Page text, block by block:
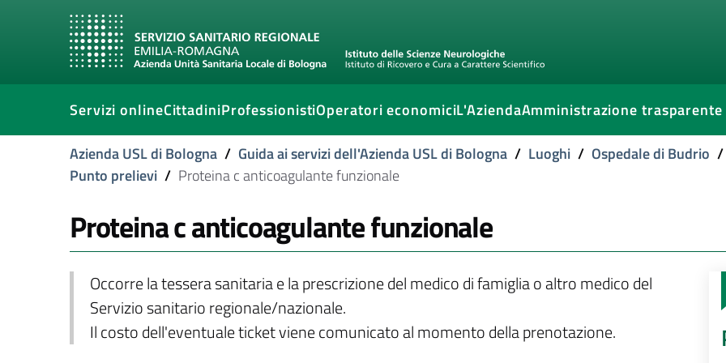
Servizi onlineCittadiniProfessionistiOperatori economiciL'AziendaAmministrazione trasparente
Azienda USL di Bologna / Guida ai servizi dell'Azienda USL di Bologna / Luoghi / Ospedale di Budrio /
Punto prelievi / Proteina c anticoagulante funzionale
Proteina c anticoagulante funzionale
Occorre la tessera sanitaria e la prescrizione del medico di famiglia o altro medico del
Servizio sanitario regionale/nazionale.
Il costo dell'eventuale ticket viene comunicato al momento della prenotazione.